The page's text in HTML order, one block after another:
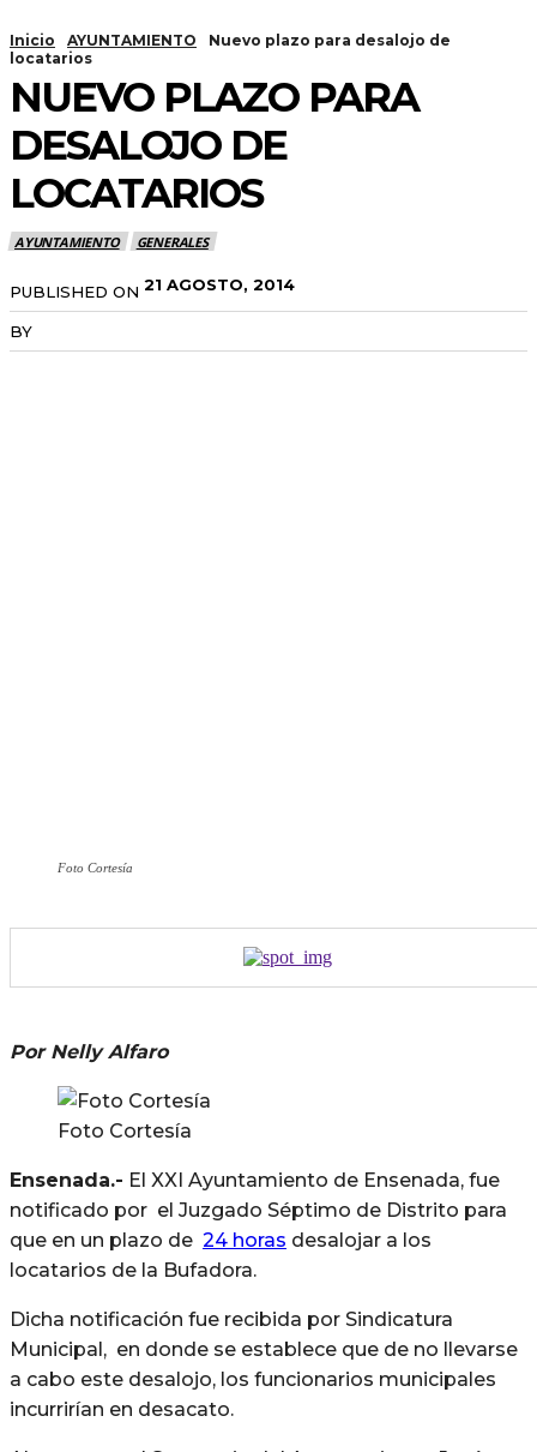
Inicio AYUNTAMIENTO
Nuevo plazo para desalojo de
locatarios
NUEVO PLAZO PARA
DESALOJO DE
LOCATARIOS
AYUNTAMIENTO GENERALES
PUBLISHED ON 21 AGOSTO, 2014
BY
Foto Cortesía
Por Nelly Alfaro
Foto Cortesía
Ensenada.- El XXI Ayuntamiento de Ensenada, fue
notificado por el Juzgado Séptimo de Distrito para
que en un plazo de 24 horas desalojar a los
locatarios de la Bufadora.
Dicha notificación fue recibida por Sindicatura
Municipal, en donde se establece que de no llevarse
a cabo este desalojo, los funcionarios municipales
incurrirían en desacato.